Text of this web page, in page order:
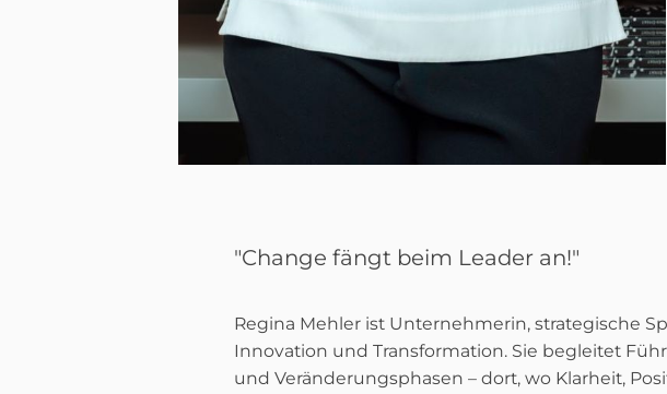
"Change fängt beim Leader an!"
Regina Mehler ist Unternehmerin, strategische
Innovation und Transformation. Sie begleitet
und Veränderungsphasen – dort, wo Klarheit,